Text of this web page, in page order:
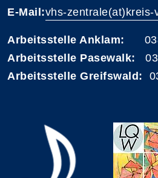
E-Mail:vhs-zentrale(at)kreis-
Arbeitsstelle Anklam:
Arbeitsstelle Pasewalk:
Arbeitsstelle Greifswald: